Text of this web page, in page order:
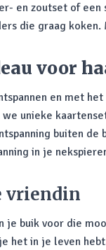
en zoutset of
die graag
voor
en met
unieke
buiten de
in je
vriendin
je buik voor die
het in je leven